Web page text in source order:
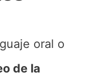
oral o
de la